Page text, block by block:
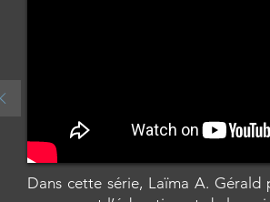
Dans cette série, Laïma A.